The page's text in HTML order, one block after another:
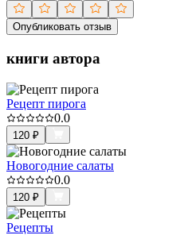
Опубликовать отзыв
книги автора
Рецепт пирога
0.0
120 ₽
Новогодние салаты
0.0
120 ₽
Рецепты